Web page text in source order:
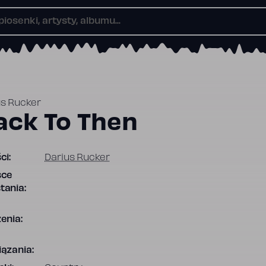
Rucker
To Then
Darius Rucker